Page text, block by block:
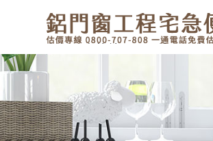
0800-707-808
⼤⾨系列｜浴室門片｜室內門A-
007介紹，歡迎詢問價格